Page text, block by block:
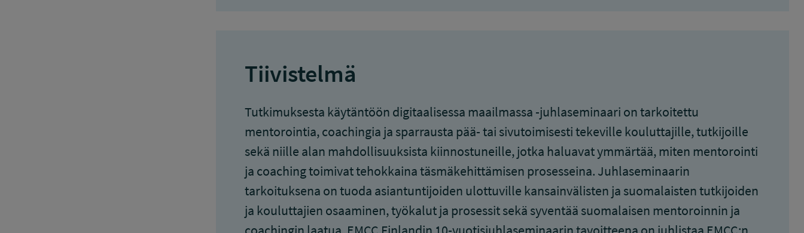
Tiivistelmä
Tutkimuksesta käytäntöön digitaalisessa maailmassa -juhlaseminaari on tarkoitettu
mentorointia, coachingia ja sparrausta pää- tai sivutoimisesti tekeville kouluttajille, tutkijoille
sekä niille alan mahdollisuuksista kiinnostuneille, jotka haluavat ymmärtää, miten mentorointi
ja coaching toimivat tehokkaina täsmäkehittämisen prosesseina. Juhlaseminaarin
tarkoituksena on tuoda asiantuntijoiden ulottuville kansainvälisten ja suomalaisten tutkijoiden
ja kouluttajien osaaminen, työkalut ja prosessit sekä syventää suomalaisen mentoroinnin ja